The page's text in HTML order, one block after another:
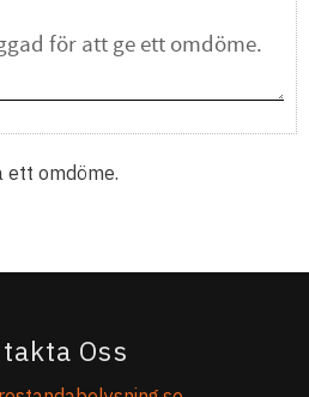
ett omdöme.
Oss